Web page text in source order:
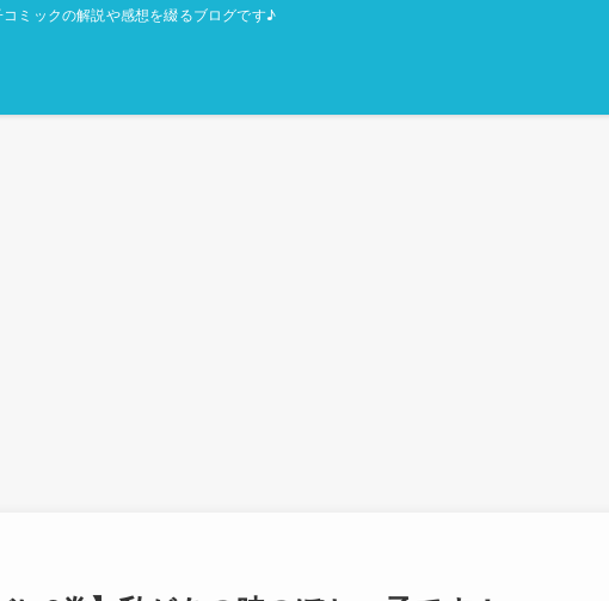
ミックの解説や感想を綴るブログです♪